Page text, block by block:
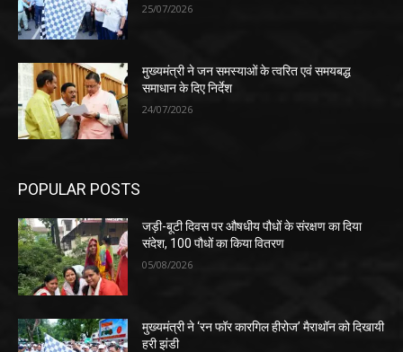
25/07/2026
मुख्यमंत्री ने जन समस्याओं के त्वरित एवं समयबद्ध
समाधान के दिए निर्देश
24/07/2026
POPULAR POSTS
जड़ी-बूटी दिवस पर औषधीय पौधों के संरक्षण का दिया
संदेश, 100 पौधों का किया वितरण
05/08/2026
मुख्यमंत्री ने ‘रन फॉर कारगिल हीरोज’ मैराथॉन को दिखायी
हरी झंडी